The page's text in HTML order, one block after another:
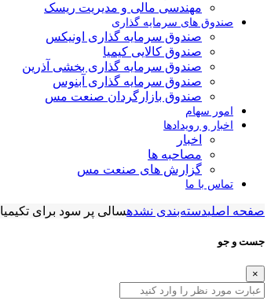
مهندسی مالی و مدیریت ریسک
صندوق های سرمایه گذاری
صندوق سرمایه گذاری اونیکس
صندوق کالایی کیمیا
صندوق سرمایه گذاری بخشی آذرین
صندوق سرمایه گذاری آبنوس
صندوق بازارگردان صنعت مس
امور سهام
اخبار و رویدادها
اخبار
مصاحبه ها
گزارش های صنعت مس
تماس با ما
صفحه اصلیدسته‌بندی نشدهسالی پر سود برای تکیمیا
جست و جو
×